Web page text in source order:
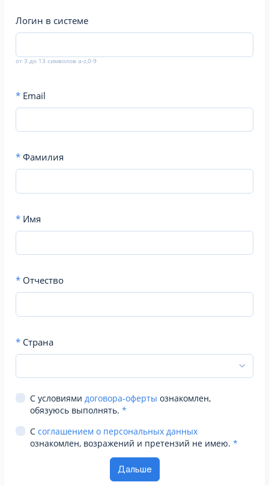
Логин в системе
от 3 до 13 символов a-z,0-9
* Email
* Фамилия
* Имя
* Отчество
* Страна
С условиями договора-оферты ознакомлен,
обязуюсь выполнять. *
С соглашением о персональных данных
ознакомлен, возражений и претензий не имею. *